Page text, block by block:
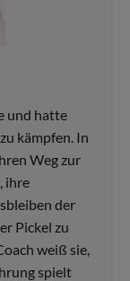
und hatte
kämpfen. In
Weg zur
ihre
der
Pickel zu
weiß sie,
spielt